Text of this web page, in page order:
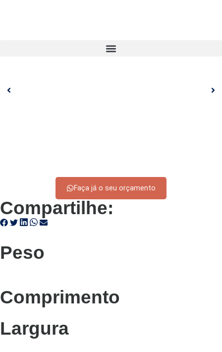
Faça já o seu orçamento
Compartilhe:
Peso
Comprimento
Largura